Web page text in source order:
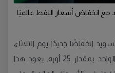
مع انخفاض أسعار النفط عالميًا
انخفاضًا جديدًا يوم الثلاثاء،
حيث تم تخفيض سعر اللتر الواحد بمقدار 25 أوره. يعود هذا